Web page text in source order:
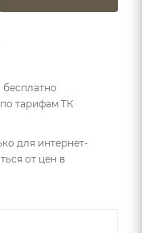
тарифам ТК
для интернет-
от цен в